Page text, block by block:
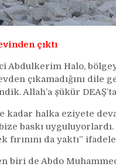
çıktı
Abdulkerim Halo,
çıkamadığını dile
Allah’a şükür
halka eziyete
baskı uyguluyorlardı.
da yaktı”
biri de Abdo